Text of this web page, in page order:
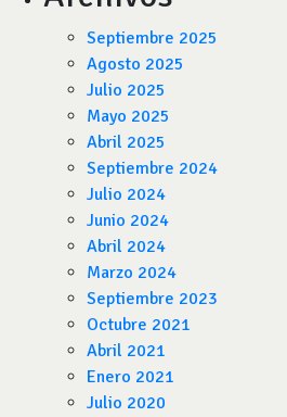
Septiembre 2025
Agosto 2025
Julio 2025
Mayo 2025
Abril 2025
Septiembre 2024
Julio 2024
Junio 2024
Abril 2024
Marzo 2024
Septiembre 2023
Octubre 2021
Abril 2021
Enero 2021
Julio 2020